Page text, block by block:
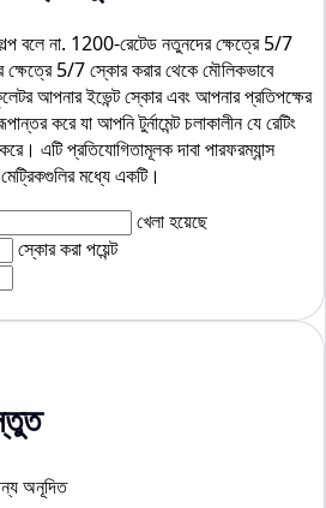
গল্প বলে না. 1200-রেটেড নতুনদের ক্ষেত্রে 5/7
ক্ষেত্রে 5/7 স্কোর করার থেকে মৌলিকভাবে
আপনার ইভেন্ট স্কোর এবং আপনার প্রতিপক্ষের
করে যা আপনি টুর্নামেন্ট চলাকালীন যে রেটিং
এটি প্রতিযোগিতামূলক দাবা পারফরম্যান্স
মধ্যে একটি।
খেলা হয়েছে
স্কোর করা পয়েন্ট
অনূদিত